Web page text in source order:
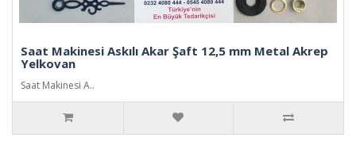
Saat Makinesi Askılı Akar Şaft 12,5 mm Metal Akrep
Yelkovan
Saat Makinesi A..